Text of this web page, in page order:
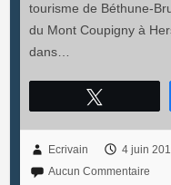
tourisme de Béthune-
du Mont Coupigny à
dans…
Ecrivain 4 juin
Aucun Commentaire